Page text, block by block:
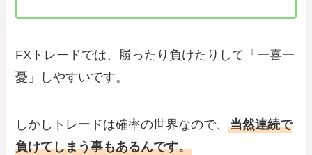
FXトレードでは、勝ったり負けたりして「一喜一
憂」しやすいです。
しかしトレードは確率の世界なので、当然連続で
負けてしまう事もあるんです。